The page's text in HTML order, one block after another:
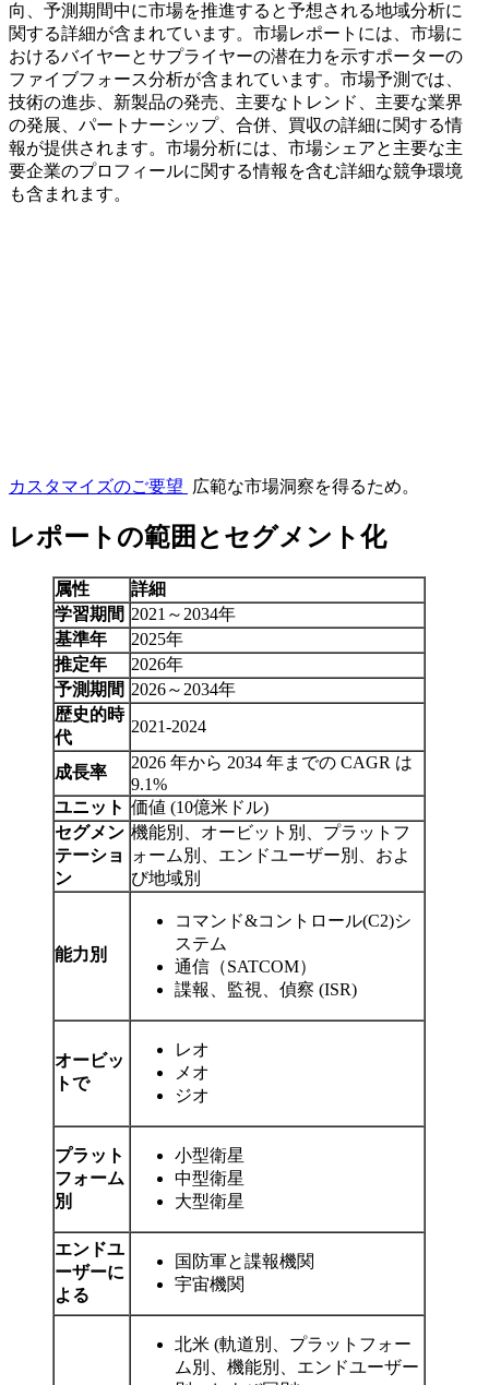
向、予測期間中に市場を推進すると予想される地域分析に
関する詳細が含まれています。市場レポートには、市場に
おけるバイヤーとサプライヤーの潜在力を示すポーターの
ファイブフォース分析が含まれています。市場予測では、
技術の進歩、新製品の発売、主要なトレンド、主要な業界
の発展、パートナーシップ、合併、買収の詳細に関する情
報が提供されます。市場分析には、市場シェアと主要な主
要企業のプロフィールに関する情報を含む詳細な競争環境
も含まれます。
カスタマイズのご要望 広範な市場洞察を得るため。
レポートの範囲とセグメント化
属性
詳細
学習期間 2021～2034年
基準年
2025年
推定年
2026年
予測期間 2026～2034年
歴史的時
代
2021-2024
成長率
2026 年から 2034 年までの CAGR は
9.1%
ユニット 価値 (10億米ドル)
セグメン
テーショ
ン
機能別、オービット別、プラットフ
ォーム別、エンドユーザー別、およ
び地域別
能力別
コマンド&コントロール(C2)シ
ステム
通信（SATCOM）
諜報、監視、偵察 (ISR)
オービッ
トで
レオ
メオ
ジオ
プラット
フォーム
別
小型衛星
中型衛星
大型衛星
エンドユ
ーザーに
よる
国防軍と諜報機関
宇宙機関
北米 (軌道別、プラットフォー
ム別、機能別、エンドユーザー